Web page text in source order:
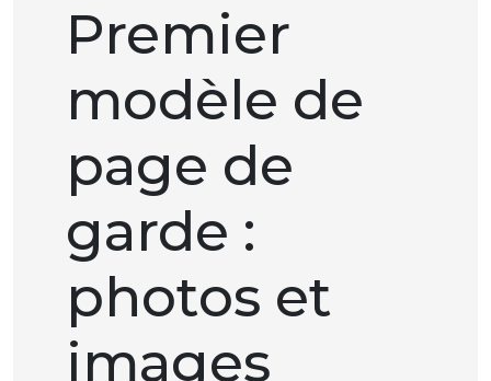
Premier
modèle de
page de
garde :
photos et
images